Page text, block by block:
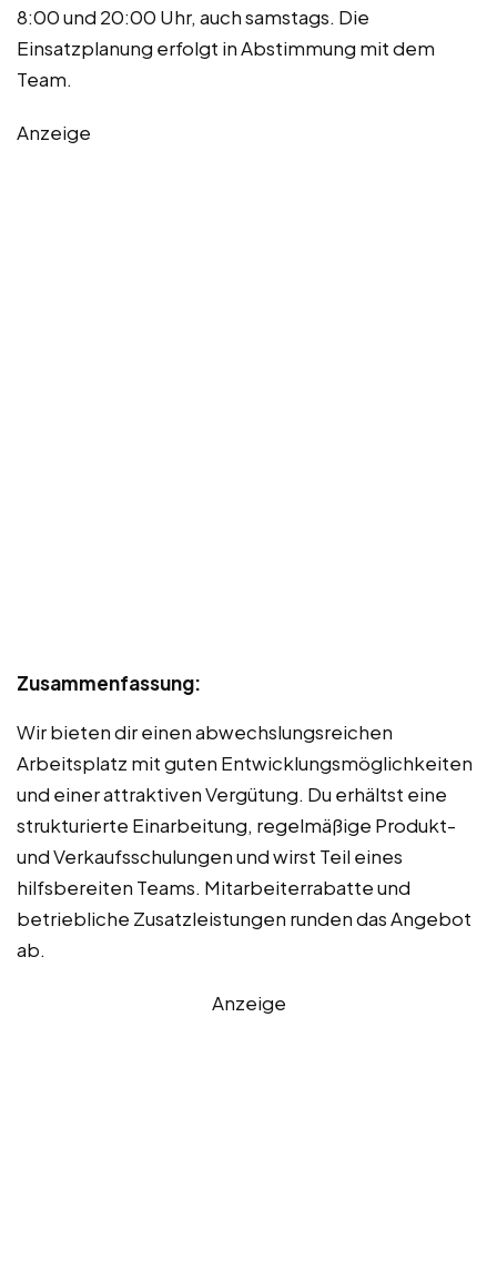
8:00 und 20:00 Uhr, auch samstags. Die
Einsatzplanung erfolgt in Abstimmung mit dem
Team.
Anzeige
Zusammenfassung:
Wir bieten dir einen abwechslungsreichen
Arbeitsplatz mit guten Entwicklungsmöglichkeiten
und einer attraktiven Vergütung. Du erhältst eine
strukturierte Einarbeitung, regelmäßige Produkt-
und Verkaufsschulungen und wirst Teil eines
hilfsbereiten Teams. Mitarbeiterrabatte und
betriebliche Zusatzleistungen runden das Angebot
ab.
Anzeige